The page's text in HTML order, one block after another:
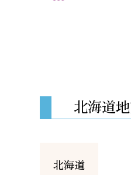
北海道
北海道